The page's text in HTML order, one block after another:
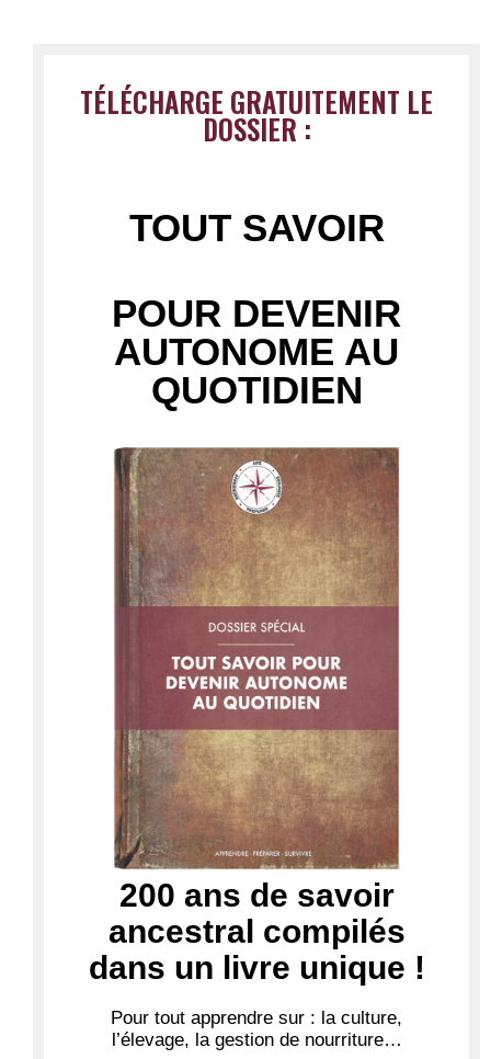
TÉLÉCHARGE GRATUITEMENT LE
DOSSIER :
TOUT SAVOIR
POUR DEVENIR
AUTONOME AU
QUOTIDIEN
200 ans de savoir
ancestral compilés
dans un livre unique !
Pour tout apprendre sur : la culture,
l’élevage, la gestion de nourriture…